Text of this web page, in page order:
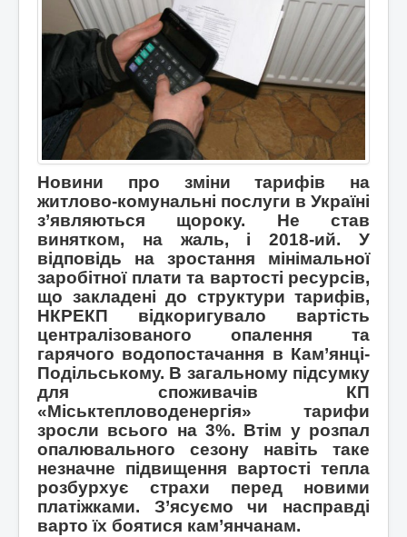
Новини про зміни тарифів на
житлово-комунальні послуги в Україні
з’являються щороку. Не став
винятком, на жаль, і 2018-ий. У
відповідь на зростання мінімальної
заробітної плати та вартості ресурсів,
що закладені до структури тарифів,
НКРЕКП відкоригувало вартість
централізованого опалення та
гарячого водопостачання в Кам’янці-
Подільському. В загальному підсумку
для споживачів КП
«Міськтепловоденергія» тарифи
зросли всього на 3%. Втім у розпал
опалювального сезону навіть таке
незначне підвищення вартості тепла
розбурхує страхи перед новими
платіжками. З’ясуємо чи насправді
варто їх боятися кам’янчанам.